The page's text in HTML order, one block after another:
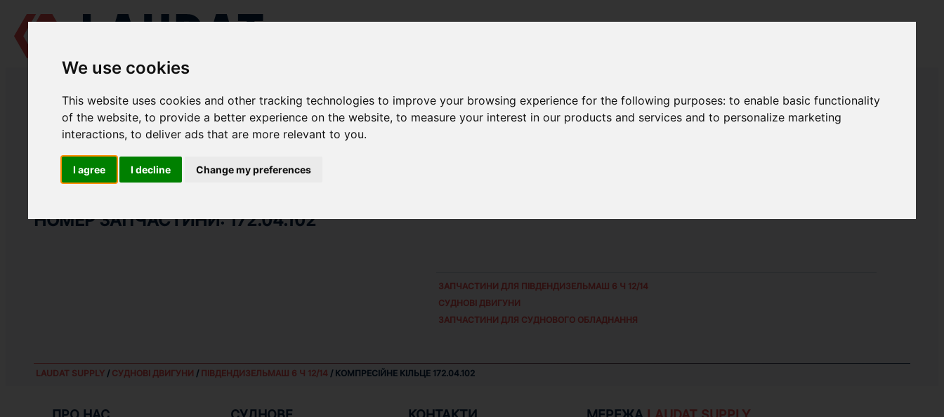
We use cookies
This website uses cookies and other tracking technologies to improve your browsing experience for the following purposes:to enable basic functionality
of the website,to provide a better experience on the website,to measure your interest in our products and services and to personalize marketing
interactions,to deliver ads that are more relevant to you.
I agree I decline Change my preferences
LAUDAT SUPPLY
6 Ч 12/14
ГРУПА: ПОРШЕНЬ І ШАТУН
НОМЕР ЗАПЧАСТИНИ: 172.04.102
ЗАПЧАСТИНИ ДЛЯ ПІВДЕНДИЗЕЛЬМАШ 6 Ч 12/14
СУДНОВІ ДВИГУНИ
ЗАПЧАСТИНИ ДЛЯ СУДНОВОГО ОБЛАДНАННЯ
LAUDAT SUPPLY/ СУДНОВІ ДВИГУНИ / ПІВДЕНДИЗЕЛЬМАШ 6 Ч 12/14/ КОМПРЕСІЙНЕ КІЛЬЦЕ 172.04.102